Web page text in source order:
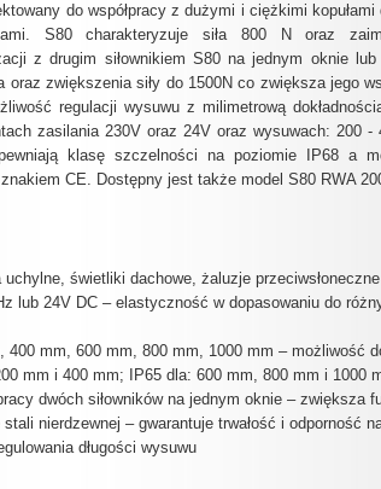
do współpracy z dużymi i ciężkimi
S80 charakteryzuje siła 800 N oraz
z drugim siłownikiem S80 na jednym oknie
oraz zwiększenia siły do 1500N co zwiększa jego
regulacji wysuwu z milimetrową
zasilania 230V oraz 24V oraz wysuwach: 200
klasę szczelności na poziomie IP68 a
CE. Dostępny jest także model S80 RWA
świetliki dachowe, żaluzje przeciwsłoneczne
lub 24V DC – elastyczność w dopasowaniu do
400 mm, 600 mm, 800 mm, 1000 mm – możliwość
mm i 400 mm; IP65 dla: 600 mm, 800 mm i 1000
dwóch siłowników na jednym oknie – zwiększa
nierdzewnej – gwarantuje trwałość i odporność
długości wysuwu